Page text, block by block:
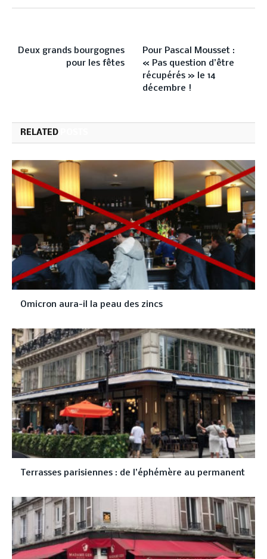
Deux grands bourgognes
pour les fêtes
Pour Pascal Mousset :
« Pas question d’être
récupérés » le 14
décembre !
RELATED
Omicron aura-il la peau des zincs
Terrasses parisiennes : de l’éphémère au permanent